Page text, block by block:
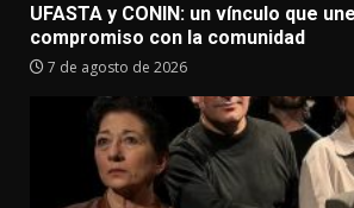
UFASTA y CONIN: un vínculo que
compromiso con la comunidad
7 de agosto de 2026